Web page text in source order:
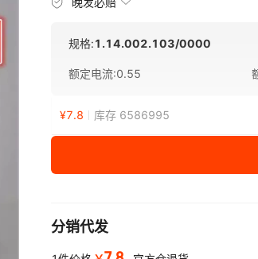
规格:1.14.002.103/0000
额定电流:0.55
¥7.8 库存 6586995
分销代发